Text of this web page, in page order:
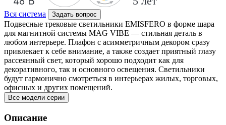
Вся система Задать вопрос
Подвесные трековые светильники EMISFERO в форме шара
для магнитной системы MAG VIBE — стильная деталь в
любом интерьере. Плафон с асимметричным декором сразу
привлекает к себе внимание, а также создает приятный глазу
рассеянный свет, который хорошо подходит как для
декоративного, так и основного освещения. Светильники
будут гармонично смотреться в интерьерах жилых, торговых,
офисных и других помещений.
Все модели серии
Описание